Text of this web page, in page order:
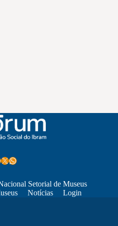
X WhatsApp
Setorial de Museus
Notícias Login